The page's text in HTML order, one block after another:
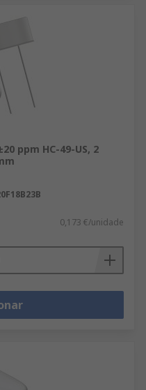
ppm HC-49-US, 2
0,173 €/unidade